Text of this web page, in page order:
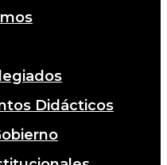
Didácticos